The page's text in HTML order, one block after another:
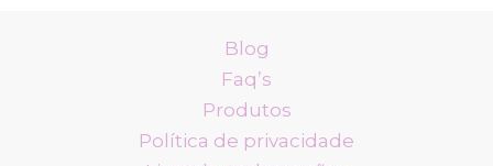
Blog
Faq’s
Produtos
Política de privacidade